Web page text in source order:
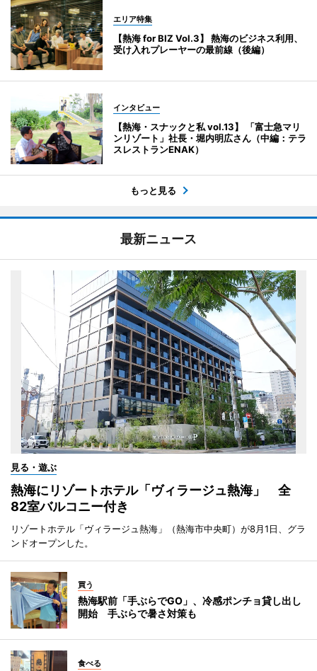
エリア特集
【熱海 for BIZ Vol.3】 熱海のビジネス利用、
受け入れプレーヤーの最前線（後編）
インタビュー
【熱海・スナックと私 vol.13】 「富士急マリ
ンリゾート」社長・堀内明広さん（中編：テラ
スレストランENAK）
もっと見る
最新ニュース
見る・遊ぶ
熱海にリゾートホテル「ヴィラージュ熱海」 全
82室バルコニー付き
リゾートホテル「ヴィラージュ熱海」（熱海市中央町）が8月1日、グラ
ンドオープンした。
買う
熱海駅前「手ぶらでGO」、冷感ポンチョ貸し出し
開始 手ぶらで暑さ対策も
食べる